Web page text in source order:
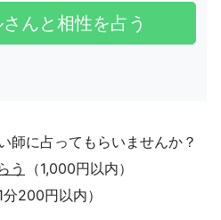
師に占ってもらいませんか？
う
（1,000円以内）
1分200円以内）